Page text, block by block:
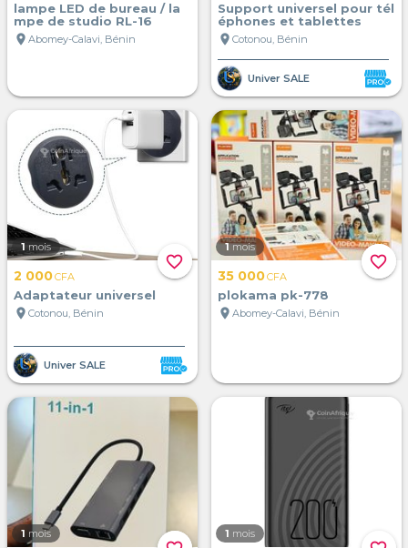
lampe LED de bureau / la
mpe de studio RL-16
location_on Abomey-Calavi, Bénin
Support universel pour tél
éphones et tablettes
location_on Cotonou, Bénin
Univer SALE
favorite_border
1 mois
2 000CFA
Adaptateur universel
location_on Cotonou, Bénin
Univer SALE
favorite_border
1 mois
35 000CFA
plokama pk-778
location_on Abomey-Calavi, Bénin
1 mois 1 mois